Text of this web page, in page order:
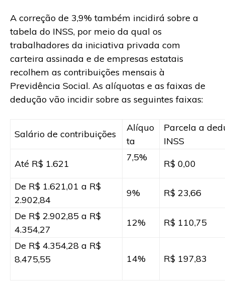
A correção de 3,9% também incidirá sobre a
tabela do INSS, por meio da qual os
trabalhadores da iniciativa privada com
carteira assinada e de empresas estatais
recolhem as contribuições mensais à
Previdência Social. As alíquotas e as faixas de
dedução vão incidir sobre as seguintes faixas:
Salário de contribuições
Alíquo
ta
Parcela a
INSS
Até R$ 1.621
7,5%
R$ 0,00
De R$ 1.621,01 a R$
2.902,84
9%
R$ 23,66
De R$ 2.902,85 a R$
4.354,27
12%
R$ 110,75
De R$ 4.354,28 a R$
8.475,55
14% R$ 197,83